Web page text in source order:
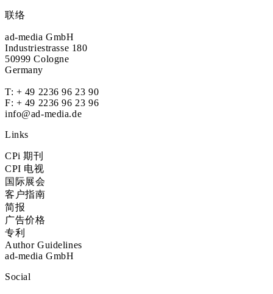
联络
ad-media GmbH
Industriestrasse 180
50999 Cologne
Germany
T: + 49 2236 96 23 90
F: + 49 2236 96 23 96
info@ad-media.de
Links
CPi 期刊
CPI 电视
国际展会
客户指南
简报
广告价格
专利
Author Guidelines
ad-media GmbH
Social